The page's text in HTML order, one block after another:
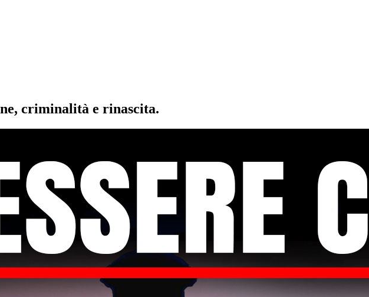
criminalità e rinascita.